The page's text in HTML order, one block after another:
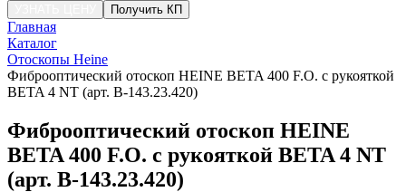
Получить КП
Главная
Каталог
Отоскопы Heine
Фиброоптический отоскоп HEINE BETA 400 F.O. с рукояткой
BETA 4 NT (арт. B-143.23.420)
Фиброоптический отоскоп HEINE
BETA 400 F.O. с рукояткой BETA 4 NT
(арт. B-143.23.420)